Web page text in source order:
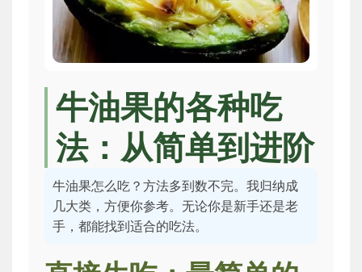
牛油果的各种吃
法：从简单到进阶
牛油果怎么吃？方法多到数不完。我归纳成
几大类，方便你参考。无论你是新手还是老
手，都能找到适合的吃法。